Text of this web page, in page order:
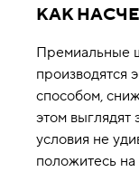
КАК
Премиальные
производятся
способом,
этом
условия не
положитесь